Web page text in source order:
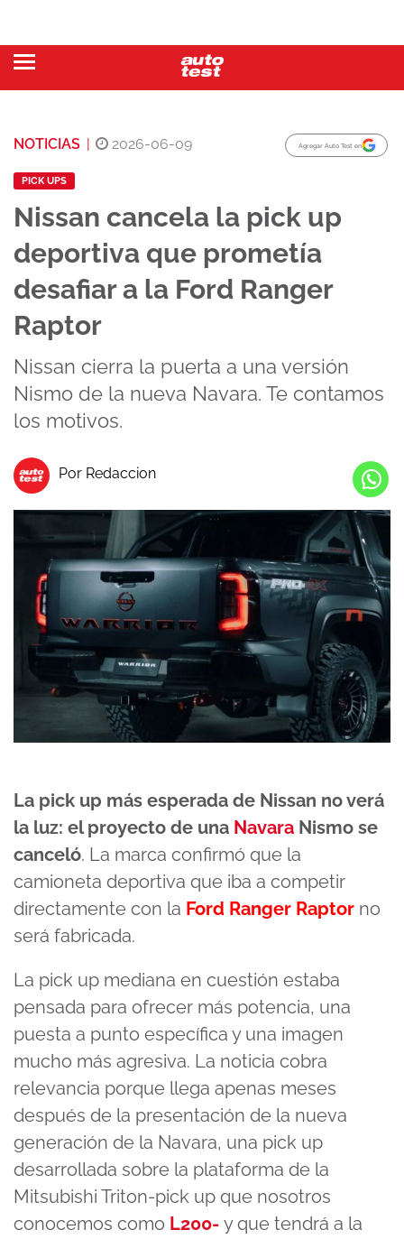
NOTICIAS | 2026-06-09 Agregar Auto Test en
PICK UPS
Nissan cancela la pick up
deportiva que prometía
desafiar a la Ford Ranger
Raptor
Nissan cierra la puerta a una versión
Nismo de la nueva Navara. Te contamos
los motivos.
Por Redaccion
La pick up más esperada de Nissan no verá
la luz: el proyecto de una Navara Nismo se
canceló. La marca confirmó que la
camioneta deportiva que iba a competir
directamente con la Ford Ranger Raptor no
será fabricada.
La pick up mediana en cuestión estaba
pensada para ofrecer más potencia, una
puesta a punto específica y una imagen
mucho más agresiva. La noticia cobra
relevancia porque llega apenas meses
después de la presentación de la nueva
generación de la Navara, una pick up
desarrollada sobre la plataforma de la
Mitsubishi Triton-pick up que nosotros
conocemos como L200- y que tendrá a la